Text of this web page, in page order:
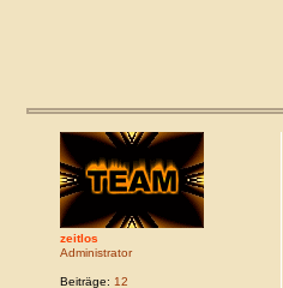
zeitlos
Administrator
Beiträge: 12